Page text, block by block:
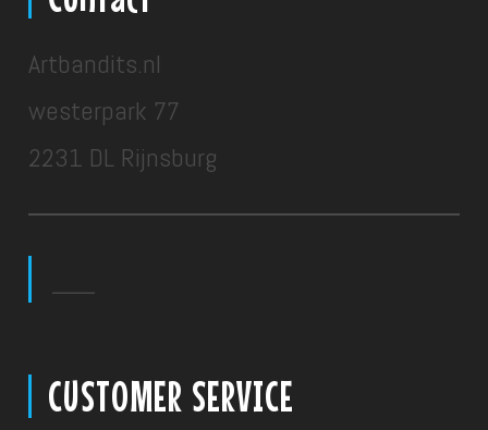
Artbandits.nl
westerpark 77
2231 DL Rijnsburg
CUSTOMER SERVICE